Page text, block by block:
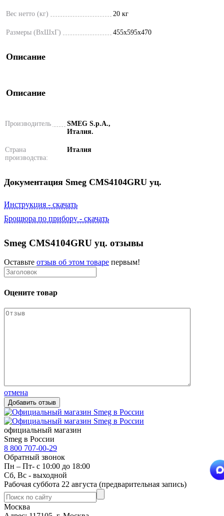
Вес нетто (кг) 20 кг
Размеры (ВxШxГ) 455x595x470
Описание
Описание
Производитель
SMEG S.p.A.,
Италия.
Страна
производства:
Италия
Документация Smeg CMS4104GRU уц.
Инструкция - скачать
Брошюра по прибору - скачать
Smeg CMS4104GRU уц. отзывы
Оставьте отзыв об этом товаре первым!
Оцените товар
отмена
официальный магазин
Smeg в России
8 800 707-00-29
Обратный звонок
Пн – Пт- с 10:00 до 18:00
Сб, Вс - выходной
Рабочая суббота 22 августа (предварительная запись)
Москва